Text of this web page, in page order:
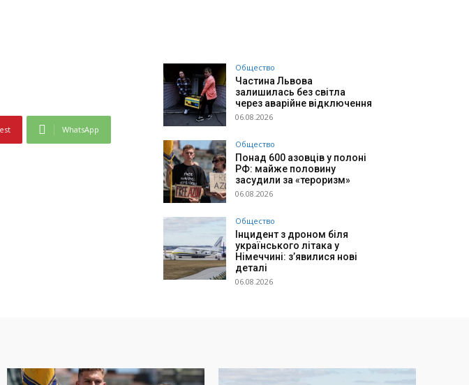
WhatsApp
Общество
Частина Львова
залишилась без світла
через аварійне відключення
06.08.2026
Общество
Понад 600 азовців у полоні
РФ: майже половину
засудили за «тероризм»
06.08.2026
Общество
Інцидент з дроном біля
українського літака у
Німеччині: з’явилися нові
деталі
06.08.2026